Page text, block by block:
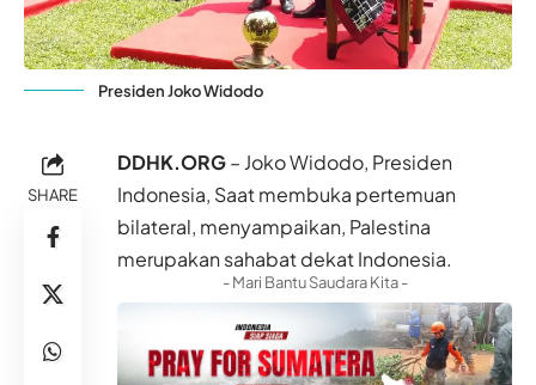
Presiden Joko Widodo
SHARE
DDHK.ORG– Joko Widodo, Presiden
Indonesia, Saat membuka pertemuan
bilateral, menyampaikan, Palestina
merupakan sahabat dekat Indonesia.
- Mari Bantu Saudara Kita -